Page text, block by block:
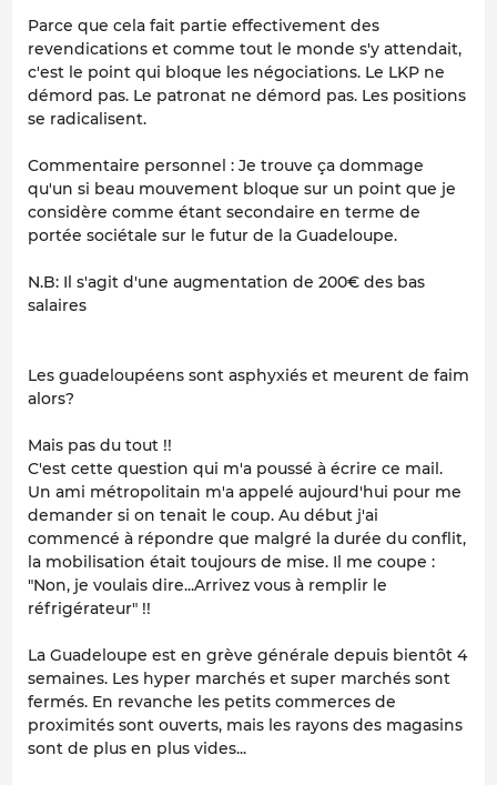
Parce que cela fait partie effectivement des
revendications et comme tout le monde s'y attendait,
c'est le point qui bloque les négociations. Le LKP ne
démord pas. Le patronat ne démord pas. Les positions
se radicalisent.
Commentaire personnel : Je trouve ça dommage
qu'un si beau mouvement bloque sur un point que je
considère comme étant secondaire en terme de
portée sociétale sur le futur de la Guadeloupe.
N.B: Il s'agit d'une augmentation de 200€ des bas
salaires
Les guadeloupéens sont asphyxiés et meurent de faim
alors?
Mais pas du tout !!
C'est cette question qui m'a poussé à écrire ce mail.
Un ami métropolitain m'a appelé aujourd'hui pour me
demander si on tenait le coup. Au début j'ai
commencé à répondre que malgré la durée du conflit,
la mobilisation était toujours de mise. Il me coupe :
"Non, je voulais dire...Arrivez vous à remplir le
réfrigérateur" !!
La Guadeloupe est en grève générale depuis bientôt 4
semaines. Les hyper marchés et super marchés sont
fermés. En revanche les petits commerces de
proximités sont ouverts, mais les rayons des magasins
sont de plus en plus vides...